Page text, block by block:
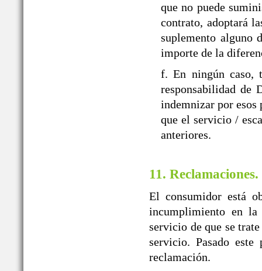
que no puede
contrato, adoptará
suplemento alguno
importe de la
f. En ningún caso,
responsabilidad de
indemnizar por esos
que el servicio /
anteriores.
11. Reclamaciones.
El consumidor está
incumplimiento en
servicio de que se
servicio. Pasado
reclamación.